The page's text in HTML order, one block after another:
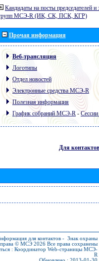
Кандидаты на посты председателей и
МСЭ-R (ИК, СК, ПСК, КГР)
Прочая информация
Веб-трансляция
Логотипы
Отдел новостей
Электронные средства МСЭ-R
Полезная информация
График собраний МСЭ-R -
Для контактов
для контактов - Знак охраны
права © МСЭ 2026 Все права сохранены
: Координатор Web-страницы МСЭ-
R